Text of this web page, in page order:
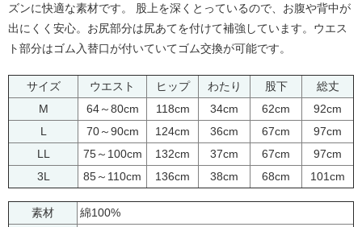
ズンに快適な素材です。 股上を深くとっているので、お腹や背中が
出にくく安心。お尻部分は尻あてを付けて補強しています。ウエス
ト部分はゴム入替口が付いていてゴム交換が可能です。
サイズ ウエスト ヒップ わたり 股下
総丈
M
64～80cm 118cm 34cm 62cm
92cm
L
70～90cm 124cm 36cm 67cm
97cm
LL
75～100cm 132cm 37cm 67cm
97cm
3L
85～110cm 136cm 38cm 68cm 101cm
素材 綿100%